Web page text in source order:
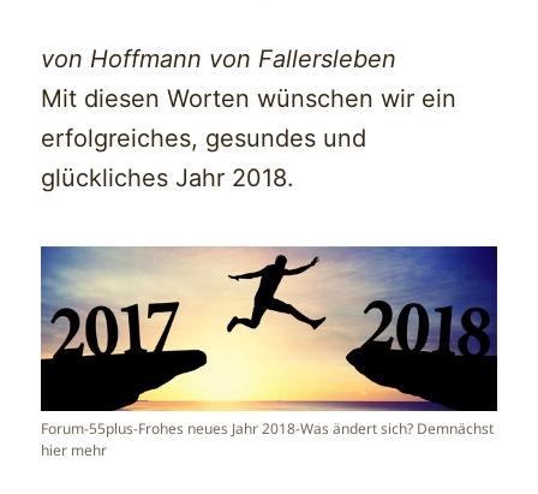
von Hoffmann von Fallersleben
Mit diesen Worten wünschen wir ein
erfolgreiches, gesundes und
glückliches Jahr 2018.
Forum-55plus-Frohes neues Jahr 2018-Was ändert sich? Demnächst
hier mehr